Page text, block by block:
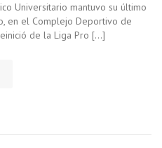
Universitario mantuvo su último
en el Complejo Deportivo de
de la Liga Pro […]